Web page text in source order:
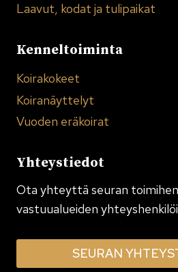
Laavut, kodat ja tulipaikat
Kenneltoiminta
Koirakokeet
Koiranäyttelyt
Vuoden eräkoirat
Yhteystiedot
Ota yhteyttä seuran
vastuualueiden
SEURAN